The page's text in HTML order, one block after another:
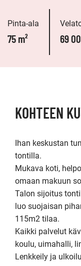
Pinta-ala
75 m² 69
KOHTEEN
Ihan keskustan
tontilla.
Mukava koti,
omaan makuun
Talon sijoitus
luo suojaisan
115m2 tilaa.
Kaikki palvelut
koulu, uimahalli,
Lenkkeily ja